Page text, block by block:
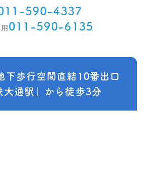
590-4337
011-590-6135
下歩行空間直結10番出口
大通駅」から徒歩3分